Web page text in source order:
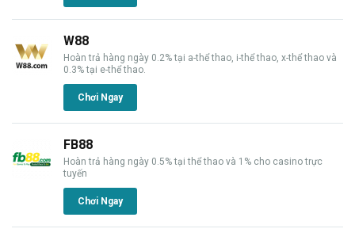
W88
Hoàn trả hàng ngày 0.2% tại a-thể thao, i-thể thao, x-thể thao và
0.3% tại e-thể thao.
Chơi Ngay
FB88
Hoàn trả hàng ngày 0.5% tại thể thao và 1% cho casino trực
tuyến
Chơi Ngay